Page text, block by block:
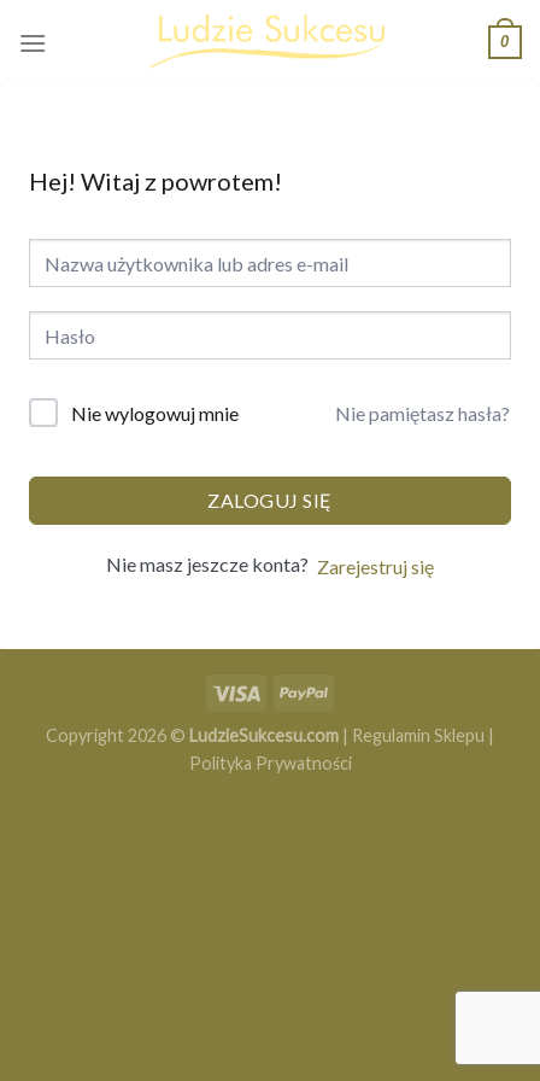
0
Hej! Witaj z powrotem!
Nie wylogowuj mnie Nie pamiętasz hasła?
ZALOGUJ SIĘ
Nie masz jeszcze konta? Zarejestruj się
Copyright 2026 © LudzieSukcesu.com | Regulamin Sklepu |
Polityka Prywatności